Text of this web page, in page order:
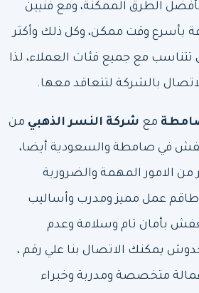
الطرق الممكنة، ومع فنيين
بأسرع وقت ممكن، وكل ذلك وأكثر
تتناسب مع جميع فئات العملاء، لذا
بالشركة لتتعاقد معها.
مع شركة النسر الذهبي من
في صامطة والسعودية أيضا،
الامور المهمة والضرورية
طاقم عمل مميز ومدرب وأساليب
بأمان تام وسلامة وعدم
يمكنك الاتصال بنا علي رقم ،
متخصصة ومدربة وخبراء